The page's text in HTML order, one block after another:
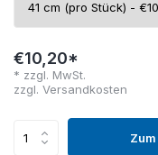
€10,20*
* zzgl. MwSt.
zzgl. Versandkosten